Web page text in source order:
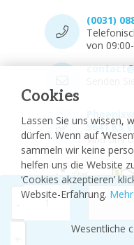
Cookies
Lassen Sie uns wissen,
dürfen. Wenn auf
sammeln wir keine
helfen uns die Website
‘Cookies akzeptieren’
Website-Erfahrung.
Wesentliche
(0031)
von
9641 KS
Vind ons
© 2026 -